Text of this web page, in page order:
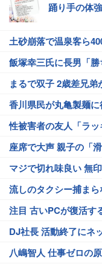
踊り手の体
土砂崩落で温泉客ら
飯塚幸三氏に長男「勝
まるで双子 2歳差兄弟
香川県民が丸亀製麺
性被害者の友人「ラッ
座席で大声 親子の「
マジで切れ味良い 無
流しのタクシー捕ま
注目 古いPCが復活す
DJ社長 活動終了にネ
八嶋智人 仕事ゼロの